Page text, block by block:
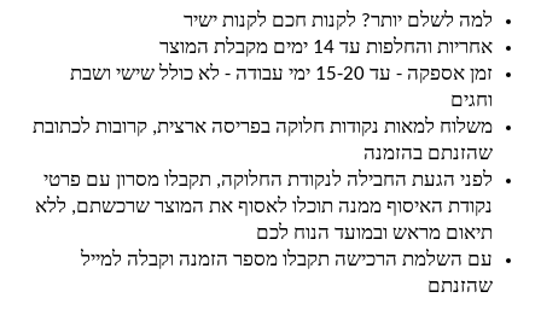
למה לשלם יותר? לקנות חכם לקנות ישיר
אחריות והחלפות עד 14 ימים מקבלת המוצר
זמן אספקה - עד 15-20 ימי עבודה - לא כולל שישי ושבת
וחגים
משלוח למאות נקודות חלוקה בפריסה ארצית, קרובות לכתובת
שהזנתם בהזמנה
לפני הגעת החבילה לנקודת החלוקה, תקבלו מסרון עם פרטי
נקודת האיסוף ממנה תוכלו לאסוף את המוצר שרכשתם, ללא
תיאום מראש ובמועד הנוח לכם
עם השלמת הרכישה תקבלו מספר הזמנה וקבלה למייל
שהזנתם